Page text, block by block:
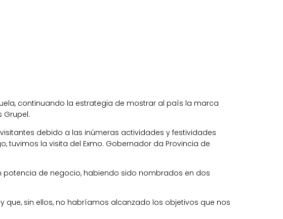
continuando la estrategia de mostrar al país la marca
debido a las inúmeras actividades y festividades
tuvimos la visita del Exmo. Gobernador da Provincia de
de negocio, habiendo sido nombrados en dos
sin ellos, no habríamos alcanzado los objetivos que nos